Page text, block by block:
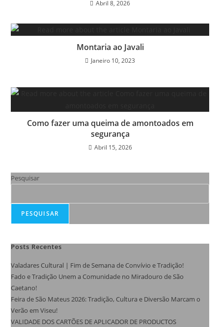
Abril 8, 2026
Montaria ao Javali
Janeiro 10, 2023
Como fazer uma queima de amontoados em
segurança
Abril 15, 2026
Pesquisar
PESQUISAR
Posts Recentes
Valadares Cultural | Fim de Semana de Convívio e Tradição!
Fado e Tradição Unem a Comunidade no Miradouro de São
Caetano!
Feira de São Mateus 2026: Tradição, Cultura e Diversão Marcam o
Verão em Viseu!
VALIDADE DOS CARTÕES DE APLICADOR DE PRODUCTOS